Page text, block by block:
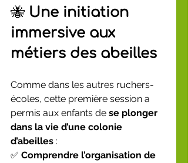
🐝 Une initiation
immersive aux
métiers des abeilles
Comme dans les autres ruchers-
écoles, cette première session a
permis aux enfants de se plonger
dans la vie d’une colonie
d’abeilles :
✅ Comprendre l’organisation de